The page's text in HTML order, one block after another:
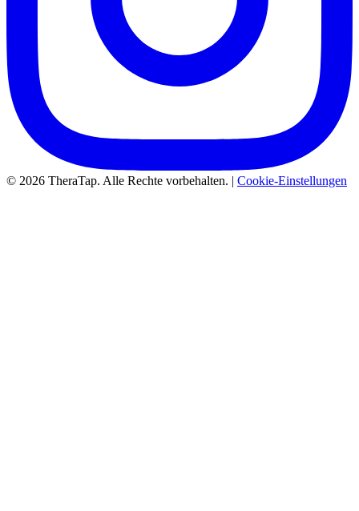
© 2026 TheraTap. Alle Rechte vorbehalten. | Cookie-Einstellungen